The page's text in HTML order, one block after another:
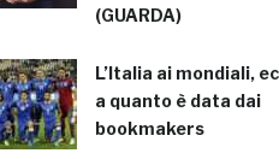
(GUARDA)
L’Italia ai mondiali,
a quanto è data dai
bookmakers